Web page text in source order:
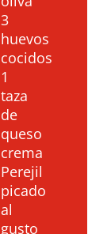
3
huevos
cocidos
1
taza
de
queso
crema
Perejil
picado
al
gusto